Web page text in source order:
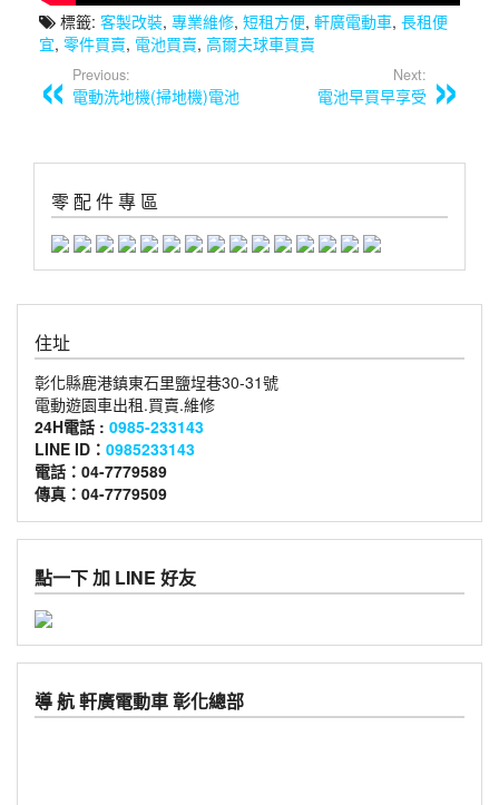
標籤: 客製改裝, 專業維修, 短租方便, 軒廣電動車, 長租便
宜, 零件買賣, 電池買賣, 高爾夫球車買賣
Previous:
電動洗地機(掃地機)電池
Next:
電池早買早享受
零 配 件 專 區
住址
彰化縣鹿港鎮東石里鹽埕巷30-31號
電動遊園車出租.買賣.維修
24H電話 : 0985-233143
LINE ID： 0985233143
電話：04-7779589
傳真：04-7779509
點一下 加 LINE 好友
導 航 軒廣電動車 彰化總部